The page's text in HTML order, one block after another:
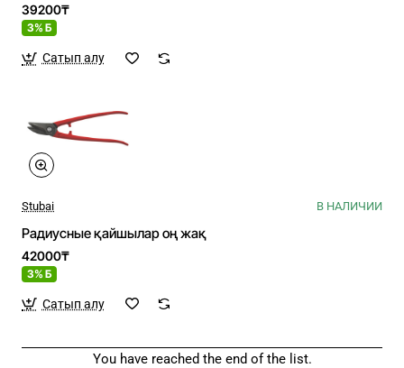
39200₸
3% Б
Сатып алу
Stubai В НАЛИЧИИ
Радиусные қайшылар оң жақ
42000₸
3% Б
Сатып алу
You have reached the end of the list.